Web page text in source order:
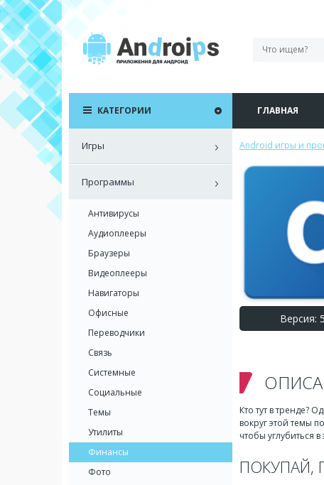
ГЛАВНАЯ
Android игры и
Версия:
Кто тут в тренде?
вокруг этой темы
чтобы углубиться
ПОКУПАЙ,
КАТЕГОРИИ
Игры
Программы
Антивирусы
Аудиоплееры
Браузеры
Видеоплееры
Навигаторы
Офисные
Переводчики
Связь
Системные
Социальные
Темы
Утилиты
Финансы
Фото